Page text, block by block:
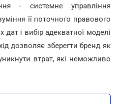
- системне управління
її поточного правового
і вибір адекватної моделі
дозволяє зберегти бренд як
втрат, які неможливо